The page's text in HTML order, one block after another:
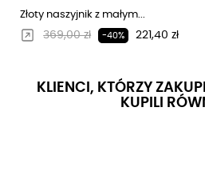
Złoty naszyjnik z małym...
Regularna cena
369,00 zł -40% Cena
221,40 zł
KLIENCI, KTÓRZY
KUPILI